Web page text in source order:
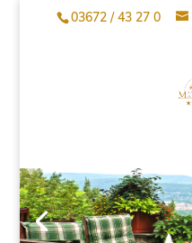
03672 / 43 27 0